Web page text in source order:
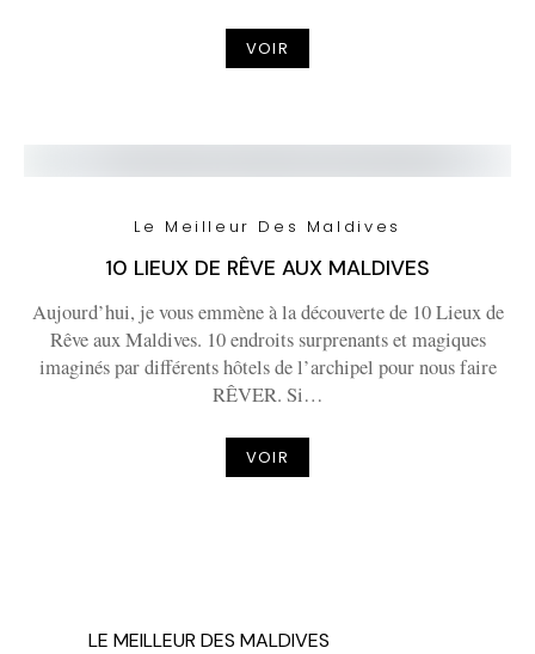
VOIR
Le Meilleur Des Maldives
10 LIEUX DE RÊVE AUX MALDIVES
Aujourd’hui, je vous emmène à la découverte de 10 Lieux de
Rêve aux Maldives. 10 endroits surprenants et magiques
imaginés par différents hôtels de l’archipel pour nous faire
RÊVER. Si…
VOIR
LE MEILLEUR DES MALDIVES